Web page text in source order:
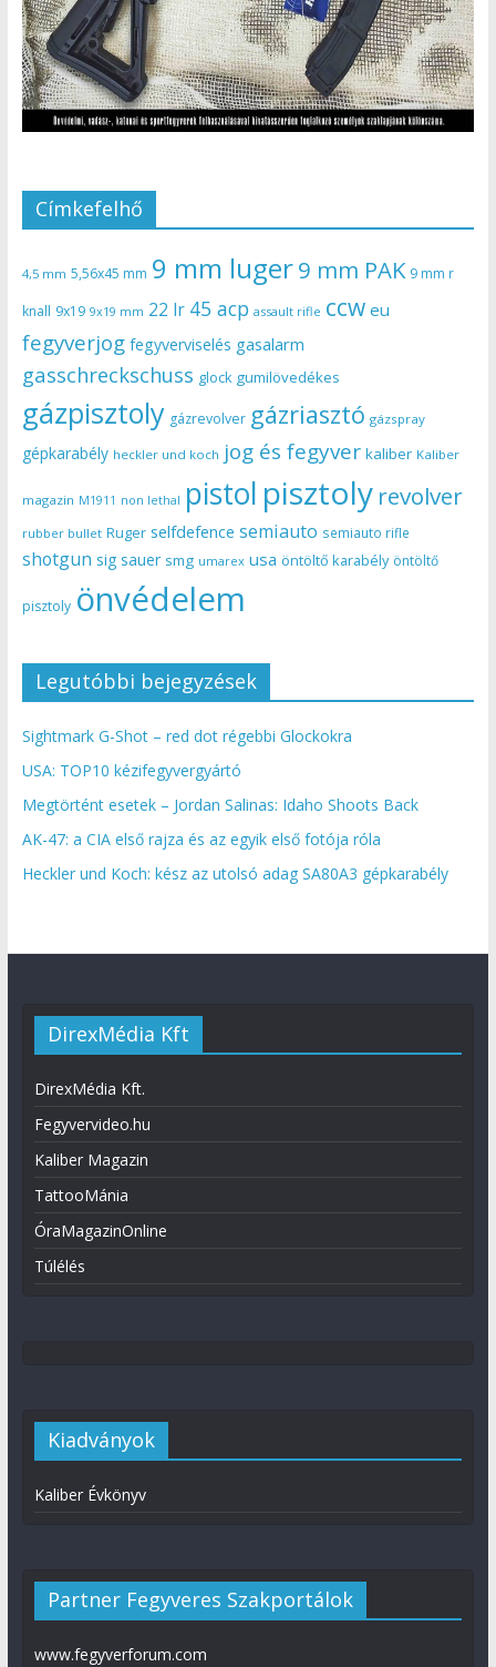
Címkefelhő
4,5 mm 5,56x45 mm 9 mm luger9 mm PAK 9 mm r
knall 9x19 9x19 mm 22 lr 45 acp assault rifle ccw eu
fegyverjog fegyverviselés gasalarm
gasschreckschuss glock gumilövedékes
gázpisztoly gázrevolver gázriasztó gázspray
gépkarabély heckler und koch jog és fegyver kaliber Kaliber
magazin M1911 non lethal pistol pisztoly revolver
rubber bullet Ruger selfdefence semiauto semiauto rifle
shotgun sig sauer smg umarex usa öntöltő karabély öntöltő
pisztoly önvédelem
Legutóbbi bejegyzések
Sightmark G-Shot – red dot régebbi Glockokra
USA: TOP10 kézifegyvergyártó
Megtörtént esetek – Jordan Salinas: Idaho Shoots Back
AK-47: a CIA első rajza és az egyik első fotója róla
Heckler und Koch: kész az utolsó adag SA80A3 gépkarabély
DirexMédia Kft
DirexMédia Kft.
Fegyvervideo.hu
Kaliber Magazin
TattooMánia
ÓraMagazinOnline
Túlélés
Kiadványok
Kaliber Évkönyv
Partner Fegyveres Szakportálok
www.fegyverforum.com